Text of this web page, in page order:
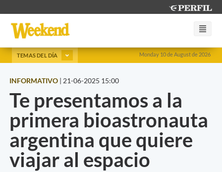
Monday 10 de August de 2026
TEMAS DEL DÍA
INFORMATIVO | 21-06-2025 15:00
Te presentamos a la
primera bioastronauta
argentina que quiere
viajar al espacio